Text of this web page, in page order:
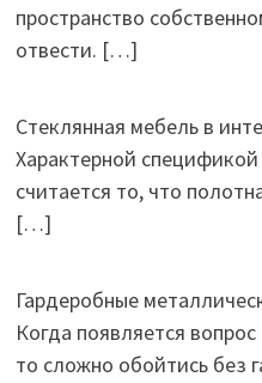
пространство
отвести. […]
Стеклянная мебель в
Характерной
считается то, что
[…]
Гардеробные
Когда появляется
то сложно обойтись без